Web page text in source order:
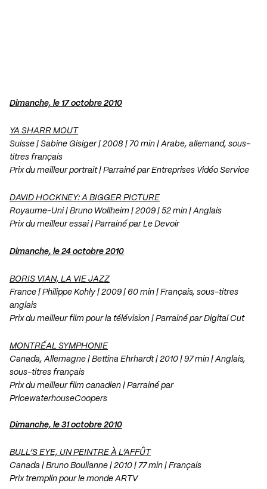
Dimanche, le 17 octobre 2010
YA SHARR MOUT
Suisse | Sabine Gisiger | 2008 | 70 min | Arabe, allemand, sous-
titres français
Prix du meilleur portrait | Parrainé par Entreprises Vidéo Service
DAVID HOCKNEY: A BIGGER PICTURE
Royaume-Uni | Bruno Wollheim | 2009 | 52 min | Anglais
Prix du meilleur essai | Parrainé par Le Devoir
Dimanche, le 24 octobre 2010
BORIS VIAN, LA VIE JAZZ
France | Philippe Kohly | 2009 | 60 min | Français, sous-titres
anglais
Prix du meilleur film pour la télévision | Parrainé par Digital Cut
MONTRÉAL SYMPHONIE
Canada, Allemagne | Bettina Ehrhardt | 2010 | 97 min | Anglais,
sous-titres français
Prix du meilleur film canadien | Parrainé par
PricewaterhouseCoopers
Dimanche, le 31 octobre 2010
BULL’S EYE, UN PEINTRE À L’AFFÛT
Canada | Bruno Boulianne | 2010 | 77 min | Français
Prix tremplin pour le monde ARTV